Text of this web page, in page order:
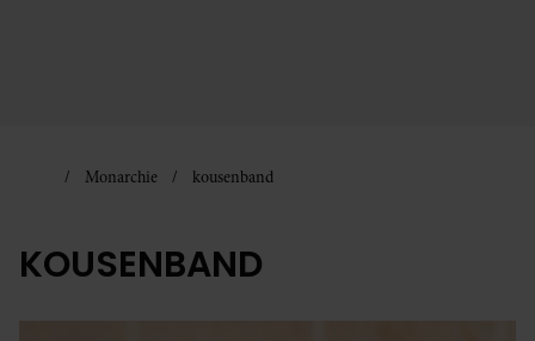
Monarchie kousenband
KOUSENBAND